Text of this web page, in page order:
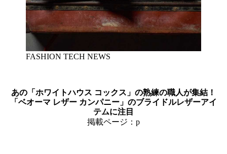
FASHION TECH NEWS
あの「ホワイトハウス コックス」の熟練の職人が集結！
「ベオーマ レザー カンパニー」のブライドルレザーアイ
テムに注目
掲載ページ：p